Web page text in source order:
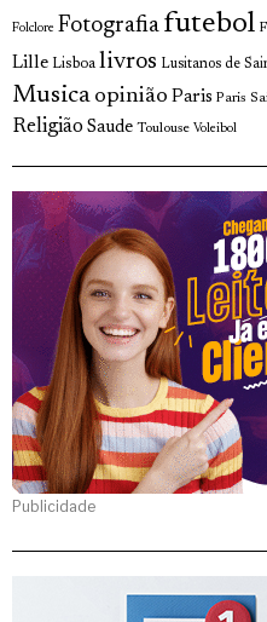
Folclore Fotografia futebol
Lille Lisboa livros Lusitanos de
Musica opinião Paris Paris
Religião Saude Toulouse Voleibol
Publicidade